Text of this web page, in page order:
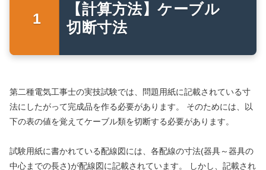
【計算方法】ケーブル
切断寸法
第二種電気工事士の実技試験では、問題用紙に記載されている寸
法にしたがって完成品を作る必要があります。 そのためには、以
下の表の値を覚えてケーブル類を切断する必要があります。
試験用紙に書かれている配線図には、各配線の寸法(器具～器具の
中心までの長さ)が配線図に記載されています。 しかし、記載され